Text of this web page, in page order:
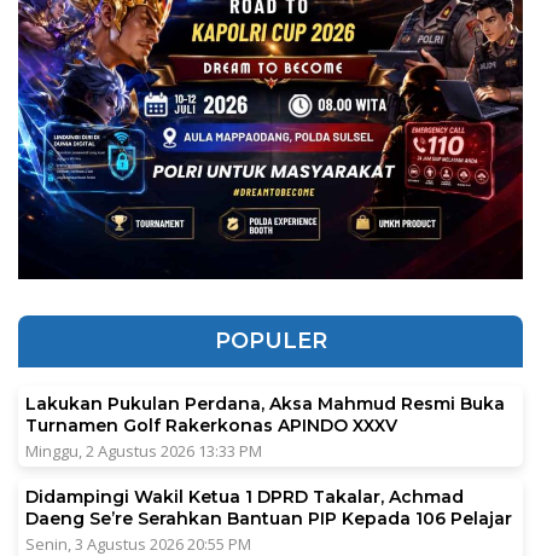
POPULER
Lakukan Pukulan Perdana, Aksa Mahmud Resmi Buka
Turnamen Golf Rakerkonas APINDO XXXV
Minggu, 2 Agustus 2026 13:33 PM
Didampingi Wakil Ketua 1 DPRD Takalar, Achmad
Daeng Se’re Serahkan Bantuan PIP Kepada 106 Pelajar
Senin, 3 Agustus 2026 20:55 PM